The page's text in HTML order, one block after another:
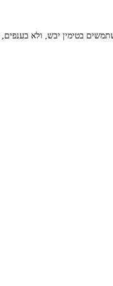
בטימין יבש, ולא